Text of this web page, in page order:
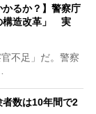
かるか？】警察庁
構造改革」 実
不足」だ。警察
者数は10年間で2